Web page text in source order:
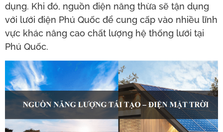
dụng. Khi đó, nguồn điện năng thừa sẽ tận dụng
với lưới điện Phú Quốc để cung cấp vào nhiều lĩnh
vực khác nâng cao chất lượng hệ thống lưới tại
Phú Quốc.